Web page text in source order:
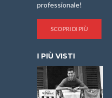
professionale!
SCOPRI DI PIÙ
I PIÙ VISTI